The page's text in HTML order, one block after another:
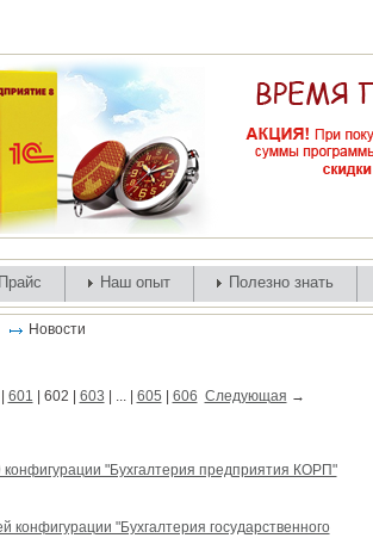
Прайс Наш опыт Полезно знать
Новости
601 602 603 | ... | 605 606 Следующая →
"Бухгалтерия предприятия КОРП"
конфигурации "Бухгалтерия государственного